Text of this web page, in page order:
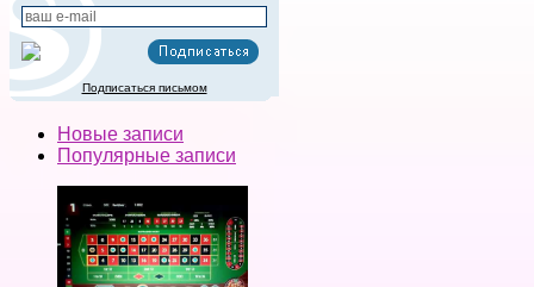
Подписаться письмом
Новые записи
Популярные записи